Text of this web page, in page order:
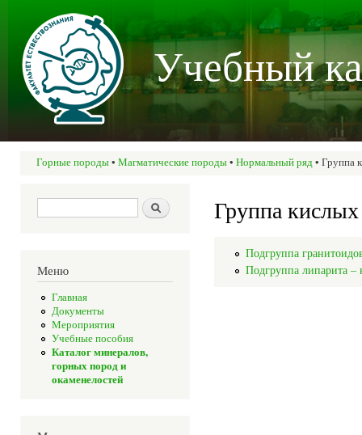
Учебный
Горные породы• Магматические породы• Нормальный ряд• Группа
Форма поиска Поиск
Меню
Главная
Документы
Мероприятия
Учебные пособия
Каталог минералов,
горных пород и
окаменелостей
Группа
Подгруппа
Подгруппа липарита –